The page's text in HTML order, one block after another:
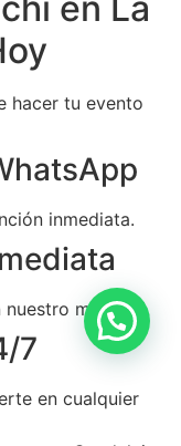
hacer tu evento
inmediata.
mariachi.
7
en cualquier